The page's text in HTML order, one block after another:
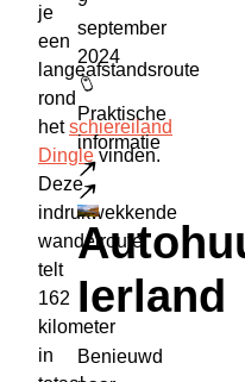
je
een
langeafstandsroute
rond
hetschiereiland
Dinglevinden.
Deze
indrukwekkende
wandelroute
telt
162
kilometer
in
september
2024
Praktische
informatie
Lees meer
Ierland
Benieuwd